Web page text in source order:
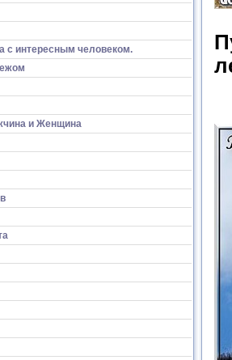
с интересным человеком.
и Женщина